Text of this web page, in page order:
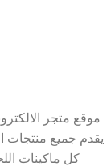
موقع متجر
يقدم جميع منتجات
كل ماكينات